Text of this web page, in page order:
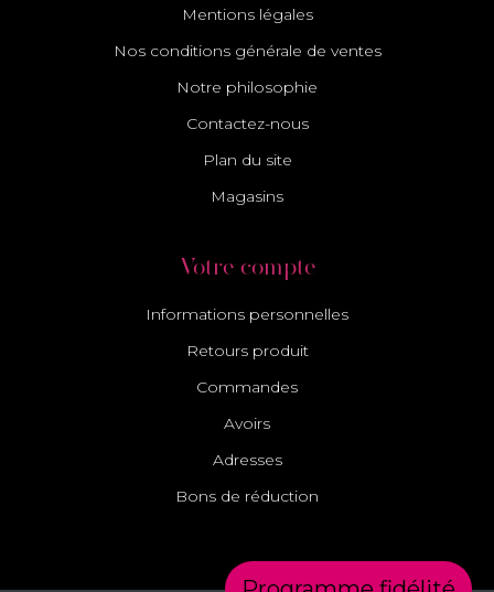
Mentions légales
Nos conditions générale de ventes
Notre philosophie
Contactez-nous
Plan du site
Magasins
Votre compte
Informations personnelles
Retours produit
Commandes
Avoirs
Adresses
Bons de réduction